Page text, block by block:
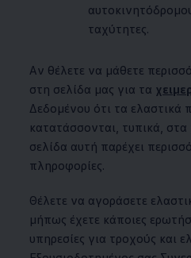
ταχύτητες.
Αν θέλετε να μάθετε
στη σελίδα μας για τα
Δεδομένου ότι τα ελαστικά
κατατάσσονται, τυπικά, στα
σελίδα αυτή παρέχει
πληροφορίες.
Θέλετε να αγοράσετε
μήπως έχετε κάποιες
υπηρεσίες για τροχούς και